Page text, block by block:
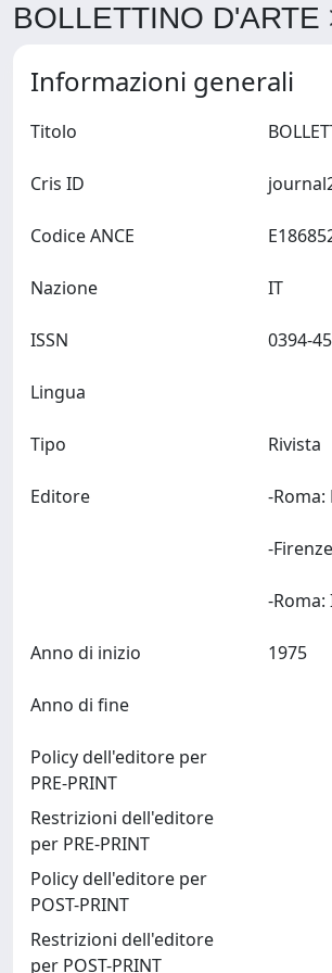
BOLLETTINO
Informazioni generali
Titolo
Cris ID
Codice ANCE
Nazione
ISSN
Lingua
Tipo Rivista
Editore -
-
Anno di inizio
Anno di fine
Policy dell'editore per
PRE-PRINT
Restrizioni dell'editore
per PRE-PRINT
Policy dell'editore per
POST-PRINT
Restrizioni dell'editore
per POST-PRINT